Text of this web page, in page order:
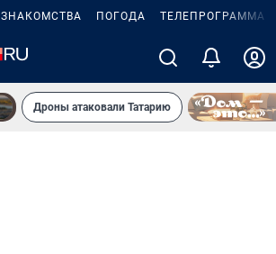
ЗНАКОМСТВА ПОГОДА ТЕЛЕПРОГРАММА
Дроны атаковали Татарию